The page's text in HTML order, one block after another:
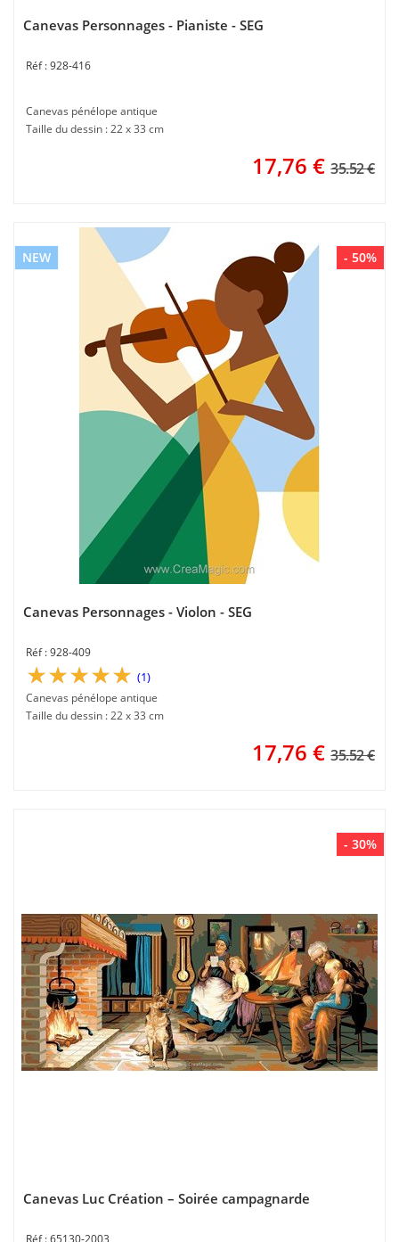
Canevas Personnages - Pianiste - SEG
928-416
Canevas pénélope antique
Taille du dessin : 22 x 33 cm
17,76 € 35.52 €
- 50%
NEW
Canevas Personnages - Violon - SEG
928-409
(1)
Canevas pénélope antique
Taille du dessin : 22 x 33 cm
17,76 € 35.52 €
- 30%
Canevas Luc Création – Soirée campagnarde
65130-2003